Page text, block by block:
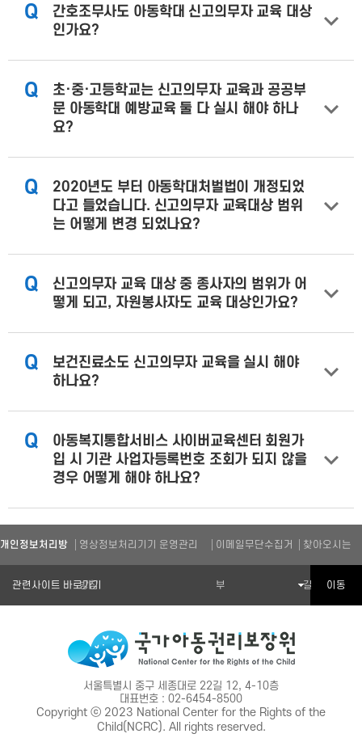
Q
간호조무사도 아동학대 신고의무자 교육 대상
인가요?
Q
초·중·고등학교는 신고의무자 교육과 공공부
문 아동학대 예방교육 둘 다 실시 해야 하나
요?
Q
2020년도 부터 아동학대처벌법이 개정되었
다고 들었습니다. 신고의무자 교육대상 범위
는 어떻게 변경 되었나요?
Q
신고의무자 교육 대상 중 종사자의 범위가 어
떻게 되고, 자원봉사자도 교육 대상인가요?
Q
보건진료소도 신고의무자 교육을 실시 해야
하나요?
Q
아동복지통합서비스 사이버교육센터 회원가
입 시 기관 사업자등록번호 조회가 되지 않을
경우 어떻게 해야 하나요?
개인정보처리방 영상정보처리기기 운영관리
방침
이메일무단수집거
부
찾아오시는
길 이동
서울특별시 중구 세종대로 22길 12, 4-10층
대표번호 : 02-6454-8500
Copyright ⓒ 2023 National Center for the Rights of the
Child(NCRC). All rights reserved.